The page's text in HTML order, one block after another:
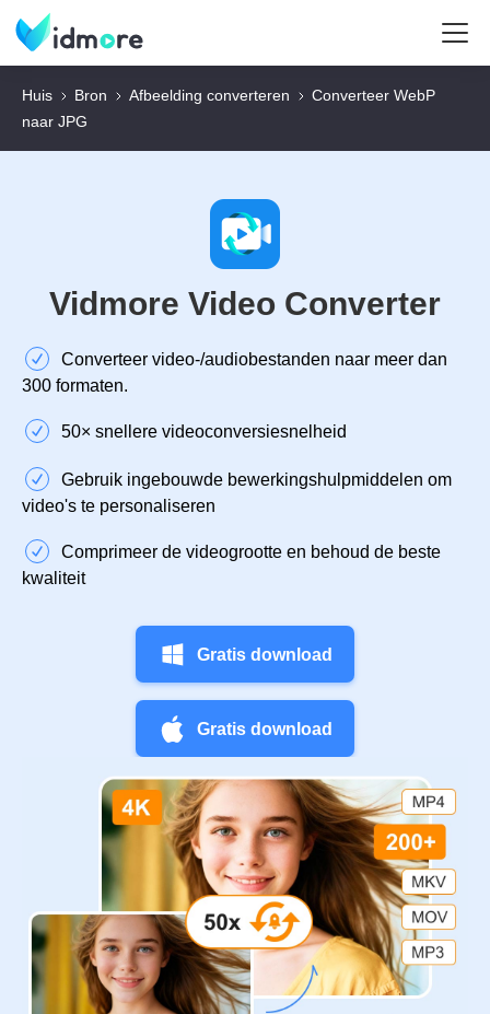
Huis Bron Afbeelding converteren
Converteer WebP
naar JPG
Vidmore Video Converter
Converteer video-/audiobestanden naar meer dan
300 formaten.
50× snellere videoconversiesnelheid
Gebruik ingebouwde bewerkingshulpmiddelen om
video's te personaliseren
Comprimeer de videogrootte en behoud de beste
kwaliteit
Gratis download
Gratis download